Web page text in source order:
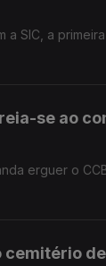
a SIC, a
se ao
erguer o
cemitério